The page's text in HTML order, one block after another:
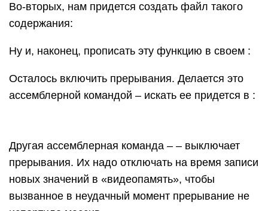
Во-вторых, нам придется создать файл такого
содержания:
Ну и, наконец, прописать эту функцию в своем :
Осталось включить прерывания. Делается это
ассемблерной командой – искать ее придется в :
Другая ассемблерная команда – – выключает
прерывания. Их надо отключать на время записи
новых значений в «видеопамять», чтобы
вызванное в неудачный момент прерывание не